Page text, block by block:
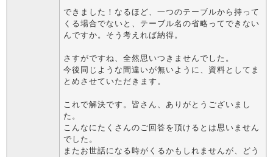
できました！なるほど、一つのテーブルから持って
くる場合でないと、テーブル名の省略ってできない
んですか。そう考えれば納得。
さすがですね、全然思いつきませんでした。
今後同じような間違いが無いように、資料としてま
とめさせていただきます。
これで解決です。皆さん、ありがとうございまし
た。
こんなにたくさんのご回答を頂けるとは思いません
でした。
またお世話になる時がくるかもしれませんが、どう